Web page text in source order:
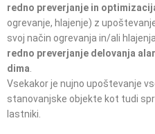
redno preverjanje in
ogrevanje, hlajenje) z
svoj način ogrevanja in/ali
redno preverjanje delovanja
dima
Vsekakor je nujno upoštevanje
stanovanjske objekte kot tudi
lastniki.